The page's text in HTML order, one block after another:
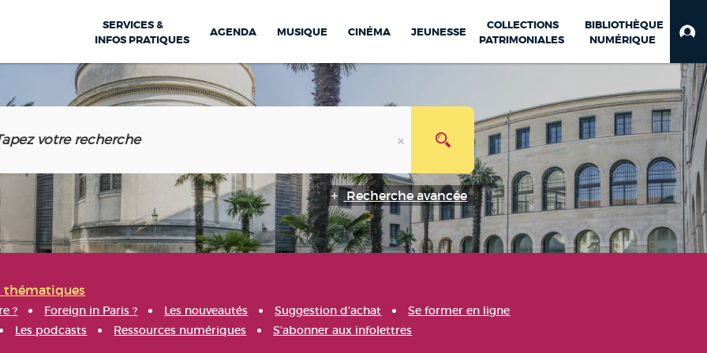
SERVICES &
INFOS PRATIQUES
AGENDA MUSIQUE CINÉMA JEUNESSE
COLLECTIONS
PATRIMONIALES
BIBLIOTHÈQUE
NUMÉRIQUE
Recherche avancée
thématiques
? Foreign in Paris ? Les nouveautés Suggestion d'achat
Se former en ligne
Les podcasts Ressources numériques S'abonner aux infolettres